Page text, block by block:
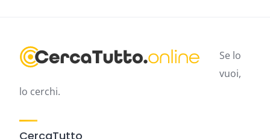
Se lo
vuoi,
lo cerchi.
CercaTutto